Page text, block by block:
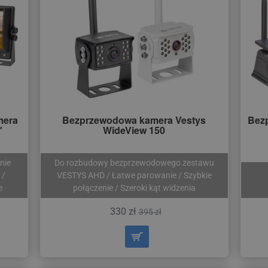
/
Do rozbudowy bezprzewodowego zestawu
VESTYS AHD / Łatwe parowanie / Szybkie
połączenie / Szeroki kąt widzenia
Bezprzewodowa kamera Vestys
WideView 150
330 zł 395 zł